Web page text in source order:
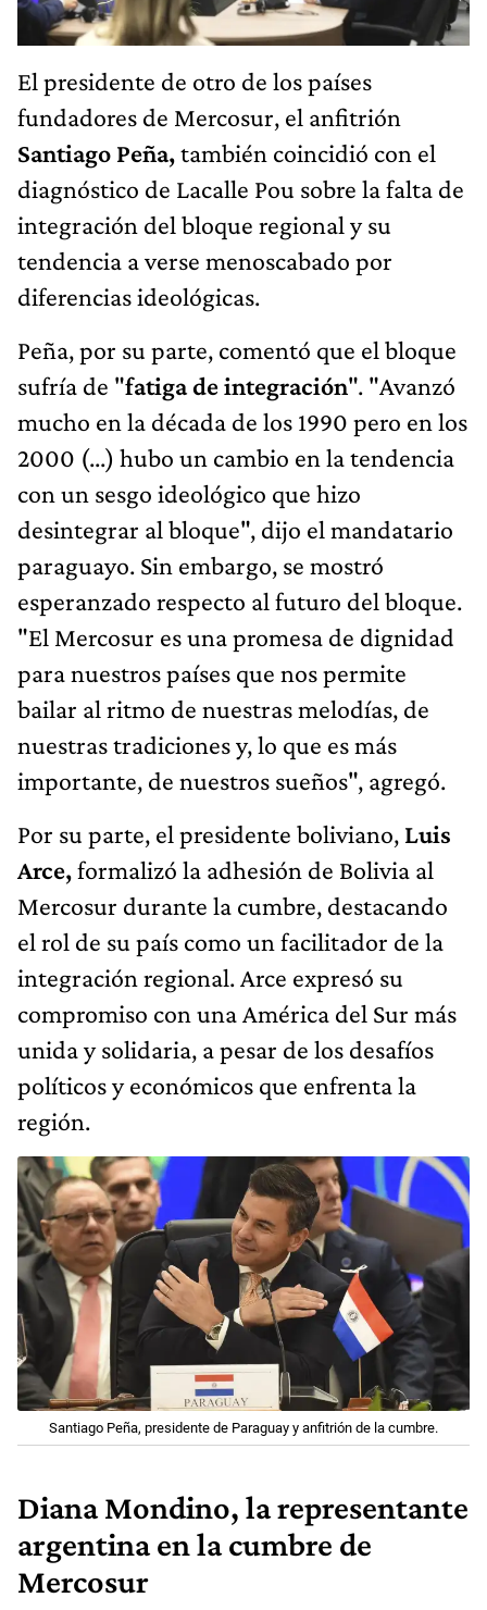
El presidente de otro de los países
fundadores de Mercosur, el anfitrión
Santiago Peña,también coincidió con el
diagnóstico de Lacalle Pou sobre la falta de
integración del bloque regional y su
tendencia a verse menoscabado por
diferencias ideológicas.
Peña, por su parte, comentó que el bloque
sufría de "fatiga de integración". "Avanzó
mucho en la década de los 1990 pero en los
2000 (...) hubo un cambio en la tendencia
con un sesgo ideológico que hizo
desintegrar al bloque", dijo el mandatario
paraguayo. Sin embargo, se mostró
esperanzado respecto al futuro del bloque.
"El Mercosur es una promesa de dignidad
para nuestros países que nos permite
bailar al ritmo de nuestras melodías, de
nuestras tradiciones y, lo que es más
importante, de nuestros sueños", agregó.
Por su parte, el presidente boliviano, Luis
Arce,formalizó la adhesión de Bolivia al
Mercosur durante la cumbre, destacando
el rol de su país como un facilitador de la
integración regional. Arce expresó su
compromiso con una América del Sur más
unida y solidaria, a pesar de los desafíos
políticos y económicos que enfrenta la
región.
Santiago Peña, presidente de Paraguay y anfitrión de la cumbre.
Diana Mondino, la representante
argentina en la cumbre de
Mercosur